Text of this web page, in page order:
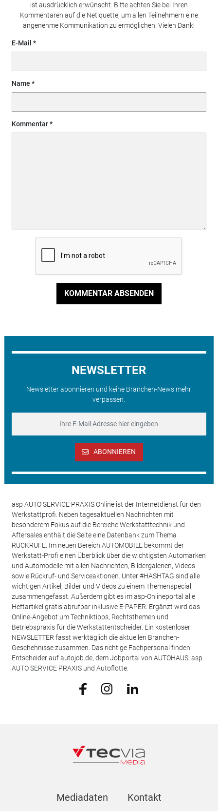
ist ausdrücklich erwünscht. Bitte achten Sie bei Ihren
Kommentaren auf die Netiquette, um allen Teilnehmern eine
angenehme Kommunikation zu ermöglichen. Vielen Dank!
E-Mail
Name
Kommentar
KOMMENTAR ABSENDEN
NEWSLETTER
Newsletter abonnieren und keine Branchen-News mehr
verpassen.
ABONNIEREN
asp AUTO SERVICE PRAXIS Online ist der Internetdienst für den
Werkstattprofi. Neben tagesaktuellen Nachrichten mit
besonderem Fokus auf die Bereiche Werkstatttechnik und
Aftersales enthält die Seite eine Datenbank zum Thema
RÜCKRUFE. Im neuen Bereich AUTOMOBILE bekommt der
Werkstatt-Profi einen Überblick über die wichtigsten Automarken
und Automodelle mit allen Nachrichten, Bildergalerien, Videos
sowie Rückruf- und Serviceaktionen. Unter #HASHTAG sind alle
wichtigen Artikel, Bilder und Videos zu einem Themenspecial
zusammengefasst. Außerdem gibt es im asp-Onlineportal alle
Heftartikel gratis abrufbar inklusive E-PAPER. Ergänzt wird das
Online-Angebot um Techniktipps, Rechtsthemen und
Betriebspraxis für die Werkstattentscheider. Ein kostenloser
NEWSLETTER fasst werktäglich die aktuellen Branchen-
Geschehnisse zusammen. Das richtige Fachpersonal finden
Entscheider auf autojob.de, dem Jobportal von AUTOHAUS, asp
AUTO SERVICE PRAXIS und Autoflotte.
Mediadaten Kontakt